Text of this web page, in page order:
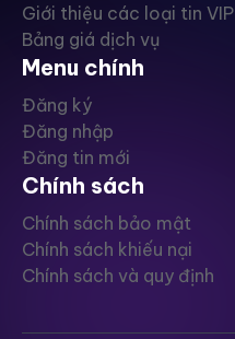
Giới thiệu các loại tin VIP
Bảng giá dịch vụ
Menu chính
Đăng ký
Đăng nhập
Đăng tin mới
Chính sách
Chính sách bảo mật
Chính sách khiếu nại
Chính sách và quy định